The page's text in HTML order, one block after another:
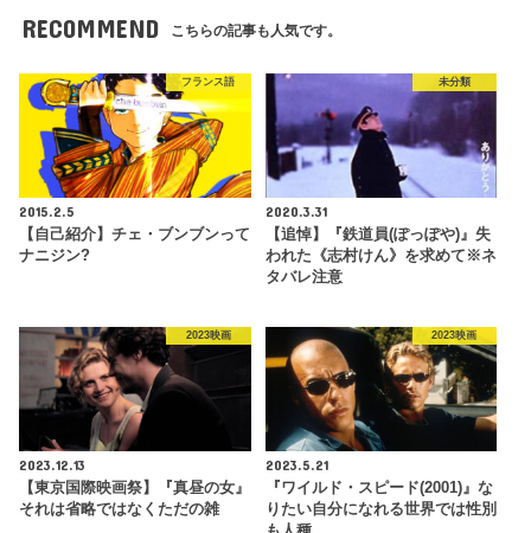
RECOMMEND こちらの記事も人気です。
フランス語
2015.2.5
【自己紹介】チェ・ブンブンって
ナニジン?
未分類
2020.3.31
【追悼】『鉄道員(ぽっぽや)』失
われた《志村けん》を求めて※ネ
タバレ注意
2023映画
2023.12.13
【東京国際映画祭】『真昼の女』
それは省略ではなくただの雑
2023映画
2023.5.21
『ワイルド・スピード(2001)』な
りたい自分になれる世界では性別